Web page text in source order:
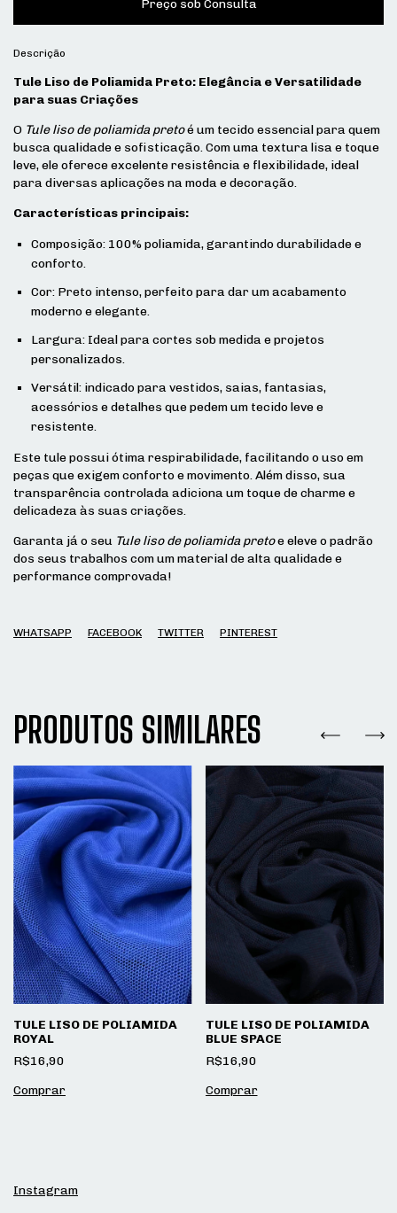
Descrição
Tule Liso de Poliamida Preto: Elegância e Versatilidade
para suas Criações
O Tule liso de poliamida pretoé um tecido essencial para quem
busca qualidade e sofisticação. Com uma textura lisa e toque
leve, ele oferece excelente resistência e flexibilidade, ideal
para diversas aplicações na moda e decoração.
Características principais:
Composição: 100% poliamida, garantindo durabilidade e
conforto.
Cor: Preto intenso, perfeito para dar um acabamento
moderno e elegante.
Largura: Ideal para cortes sob medida e projetos
personalizados.
Versátil: indicado para vestidos, saias, fantasias,
acessórios e detalhes que pedem um tecido leve e
resistente.
Este tule possui ótima respirabilidade, facilitando o uso em
peças que exigem conforto e movimento. Além disso, sua
transparência controlada adiciona um toque de charme e
delicadeza às suas criações.
Garanta já o seu Tule liso de poliamida pretoe eleve o padrão
dos seus trabalhos com um material de alta qualidade e
performance comprovada!
WHATSAPP FACEBOOK TWITTER PINTEREST
PRODUTOS SIMILARES
TULE LISO DE POLIAMIDA
ROYAL
R$16,90
TULE LISO DE POLIAMIDA
BLUE SPACE
R$16,90
Instagram